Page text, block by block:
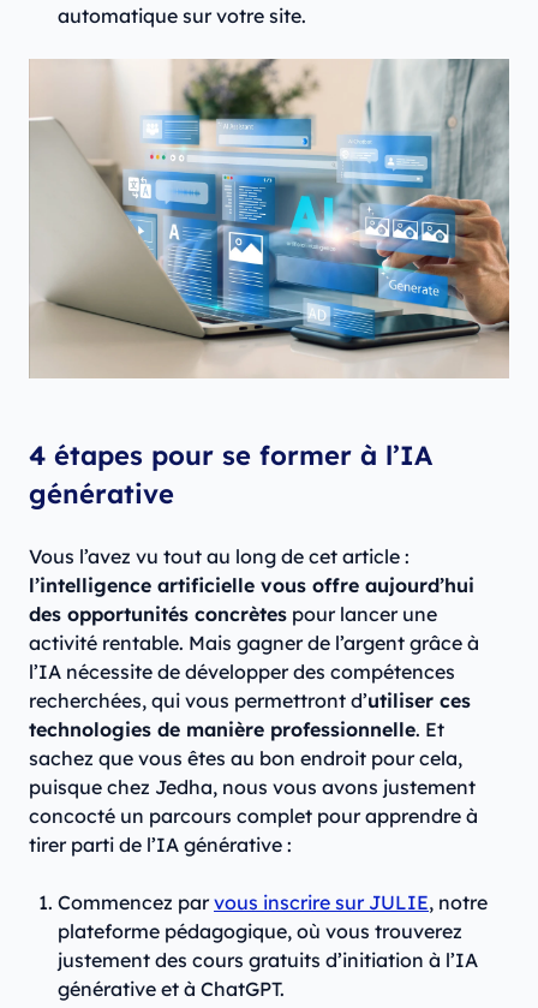
automatique sur votre site.
4 étapes pour se former à l’IA
générative
Vous l’avez vu tout au long de cet article :
l’intelligence artificielle vous offre aujourd’hui
des opportunités concrètes pour lancer une
activité rentable. Mais gagner de l’argent grâce à
l’IA nécessite de développer des compétences
recherchées, qui vous permettront d’utiliser ces
technologies de manière professionnelle. Et
sachez que vous êtes au bon endroit pour cela,
puisque chez Jedha, nous vous avons justement
concocté un parcours complet pour apprendre à
tirer parti de l’IA générative :
Commencez parvous inscrire sur JULIE, notre
plateforme pédagogique, où vous trouverez
justement des cours gratuits d’initiation à l’IA
générative et à ChatGPT.